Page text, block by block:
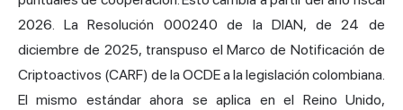
2026. La Resolución 000240 de la DIAN, de 24 de
diciembre de 2025, transpuso el Marco de Notificación de
Criptoactivos (CARF) de la OCDE a la legislación colombiana.
El mismo estándar ahora se aplica en el Reino Unido,